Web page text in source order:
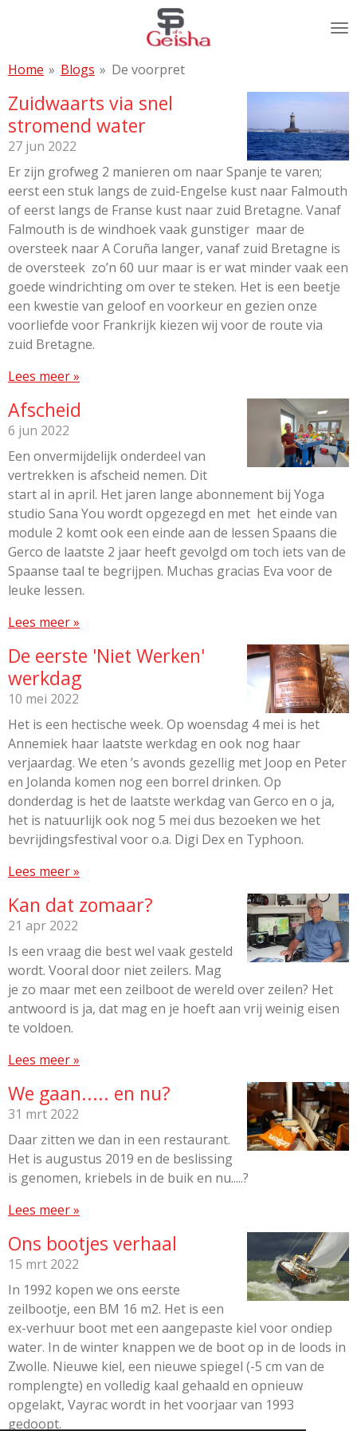
de
hoofdinhoud
Home » Blogs » De voorpret
Zuidwaarts via snel
stromend water
27 jun 2022
Er zijn grofweg 2 manieren om naar Spanje te varen;
eerst een stuk langs de zuid-Engelse kust naar Falmouth
of eerst langs de Franse kust naar zuid Bretagne. Vanaf
Falmouth is de windhoek vaak gunstiger maar de
oversteek naar A Coruña langer, vanaf zuid Bretagne is
de oversteek zo’n 60 uur maar is er wat minder vaak een
goede windrichting om over te steken. Het is een beetje
een kwestie van geloof en voorkeur en gezien onze
voorliefde voor Frankrijk kiezen wij voor de route via
zuid Bretagne.
Lees meer »
Afscheid
6 jun 2022
Een onvermijdelijk onderdeel van
vertrekken is afscheid nemen. Dit
start al in april. Het jaren lange abonnement bij Yoga
studio Sana You wordt opgezegd en met het einde van
module 2 komt ook een einde aan de lessen Spaans die
Gerco de laatste 2 jaar heeft gevolgd om toch iets van de
Spaanse taal te begrijpen. Muchas gracias Eva voor de
leuke lessen.
Lees meer »
De eerste 'Niet Werken'
werkdag
10 mei 2022
Het is een hectische week. Op woensdag 4 mei is het
Annemiek haar laatste werkdag en ook nog haar
verjaardag. We eten ’s avonds gezellig met Joop en Peter
en Jolanda komen nog een borrel drinken. Op
donderdag is het de laatste werkdag van Gerco en o ja,
het is natuurlijk ook nog 5 mei dus bezoeken we het
bevrijdingsfestival voor o.a. Digi Dex en Typhoon.
Lees meer »
Kan dat zomaar?
21 apr 2022
Is een vraag die best wel vaak gesteld
wordt. Vooral door niet zeilers. Mag
je zo maar met een zeilboot de wereld over zeilen? Het
antwoord is ja, dat mag en je hoeft aan vrij weinig eisen
te voldoen.
Lees meer »
We gaan..... en nu?
31 mrt 2022
Daar zitten we dan in een restaurant.
Het is augustus 2019 en de beslissing
is genomen, kriebels in de buik en nu.....?
Lees meer »
Ons bootjes verhaal
15 mrt 2022
In 1992 kopen we ons eerste
zeilbootje, een BM 16 m2. Het is een
ex-verhuur boot met een aangepaste kiel voor ondiep
water. In de winter knappen we de boot op in de loods in
Zwolle. Nieuwe kiel, een nieuwe spiegel (-5 cm van de
romplengte) en volledig kaal gehaald en opnieuw
opgelakt, Vayrac wordt in het voorjaar van 1993
gedoopt.